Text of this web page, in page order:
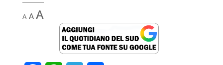
A
Decrease
font
A
Reset
font
AIncrease
font
size.